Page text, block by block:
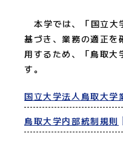
本学では、「国立大
基づき、業務の適正を
用するため、「鳥取大
す。
国立大学法人鳥取大学
鳥取大学内部統制規則